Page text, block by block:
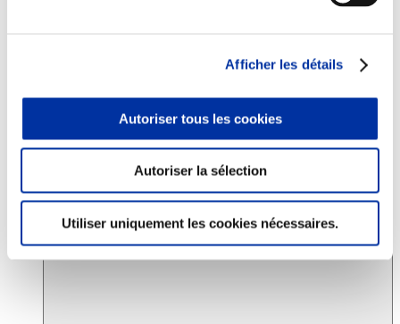
Afficher les détails
Autoriser tous les cookies
Autoriser la sélection
Utiliser uniquement les cookies nécessaires.
Consommation
Sécurité sanitaire
Viandes et santé
Info-veille scientifique
Sources d’information